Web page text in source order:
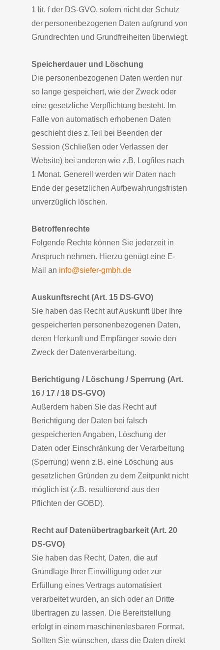
1 lit. f der DS-GVO, sofern nicht der Schutz
der personenbezogenen Daten aufgrund von
Grundrechten und Grundfreiheiten überwiegt.
Speicherdauer und Löschung
Die personenbezogenen Daten werden nur
so lange gespeichert, wie der Zweck oder
eine gesetzliche Verpflichtung besteht. Im
Falle von automatisch erhobenen Daten
geschieht dies z.Teil bei Beenden der
Session (Schließen oder Verlassen der
Website) bei anderen wie z.B. Logfiles nach
1 Monat. Generell werden wir Daten nach
Ende der gesetzlichen Aufbewahrungsfristen
unverzüglich löschen.
Betroffenrechte
Folgende Rechte können Sie jederzeit in
Anspruch nehmen. Hierzu genügt eine E-
Mail an info@siefer-gmbh.de
Auskunftsrecht (Art. 15 DS-GVO)
Sie haben das Recht auf Auskunft über Ihre
gespeicherten personenbezogenen Daten,
deren Herkunft und Empfänger sowie den
Zweck der Datenverarbeitung.
Berichtigung / Löschung / Sperrung (Art.
16 / 17 / 18 DS-GVO)
Außerdem haben Sie das Recht auf
Berichtigung der Daten bei falsch
gespeicherten Angaben, Löschung der
Daten oder Einschränkung der Verarbeitung
(Sperrung) wenn z.B. eine Löschung aus
gesetzlichen Gründen zu dem Zeitpunkt nicht
möglich ist (z.B. resultierend aus den
Pflichten der GOBD).
Recht auf Datenübertragbarkeit (Art. 20
DS-GVO)
Sie haben das Recht, Daten, die auf
Grundlage Ihrer Einwilligung oder zur
Erfüllung eines Vertrags automatisiert
verarbeitet wurden, an sich oder an Dritte
übertragen zu lassen. Die Bereitstellung
erfolgt in einem maschinenlesbaren Format.
Sollten Sie wünschen, dass die Daten direkt